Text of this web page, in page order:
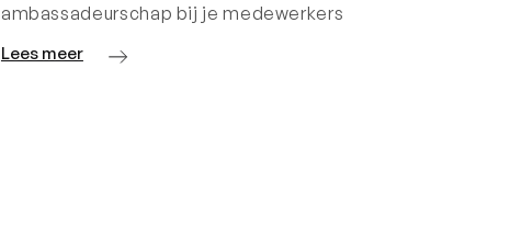
ambassadeurschap bij je medewerkers
Lees meer